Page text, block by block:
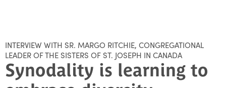
INTERVIEW WITH SR. MARGO RITCHIE, CONGREGATIONAL
LEADER OF THE SISTERS OF ST. JOSEPH IN CANADA
Synodality is learning to